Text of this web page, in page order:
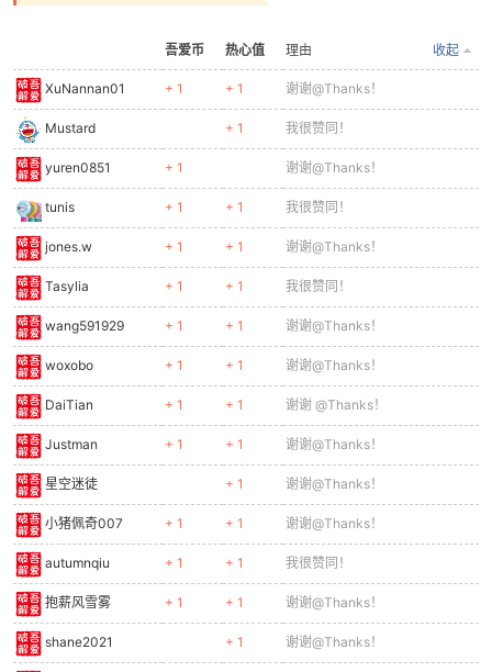
jie.
cn
吾爱币 热心值 收起
理由
XuNannan01 + 1 + 1 谢谢@Thanks！
Mustard + 1 我很赞同！
yuren0851 + 1 谢谢@Thanks！
tunis + 1 + 1 我很赞同！
jones.w + 1 + 1 谢谢@Thanks！
Tasylia + 1 + 1 我很赞同！
wang591929 + 1 + 1 谢谢@Thanks！
woxobo + 1 + 1 谢谢@Thanks！
DaiTian + 1 + 1 谢谢 @Thanks！
Justman + 1 + 1 谢谢@Thanks！
星空迷徒 + 1 谢谢@Thanks！
小猪佩奇007 + 1 + 1 谢谢@Thanks！
autumnqiu + 1 + 1 我很赞同！
抱薪风雪雾 + 1 + 1 谢谢@Thanks！
shane2021 + 1 谢谢@Thanks！